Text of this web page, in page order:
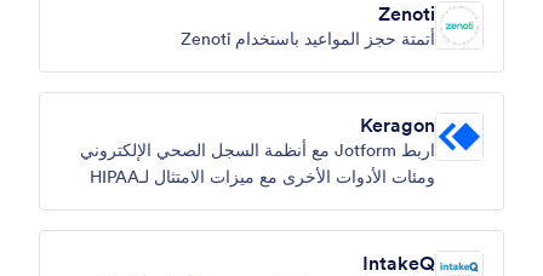
Zenoti
أتمتة حجز المواعيد باستخدام Zenoti
Keragon
اربط Jotform مع أنظمة السجل الصحي الإلكتروني
ومئات الأدوات الأخرى مع ميزات الامتثال لـHIPAA
IntakeQ